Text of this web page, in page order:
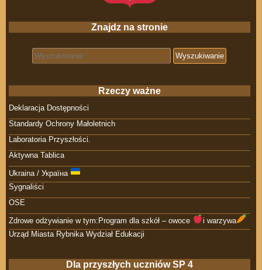
Znajdz na stronie
Search for:
Rzeczy ważne
Deklaracja Dostępności
Standardy Ochrony Małoletnich
Laboratoria Przyszłości.
Aktywna Tablica
Ukraina / Україна
Sygnaliści
OSE
Zdrowe odżywianie w tym:Program dla szkół – owoce
i warzywa
Urząd Miasta Rybnika Wydział Edukacji
Dla przyszłych uczniów SP 4